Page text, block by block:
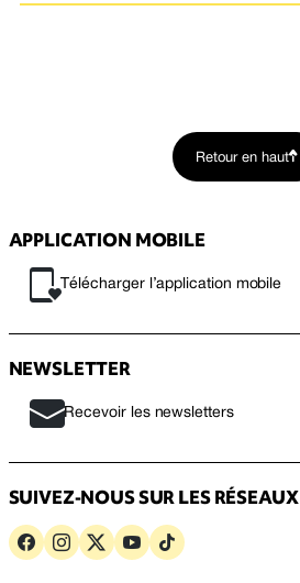
Retour en haut
APPLICATION MOBILE
Télécharger l’application mobile
NEWSLETTER
Recevoir les newsletters
SUIVEZ-NOUS SUR LES RÉSEAUX